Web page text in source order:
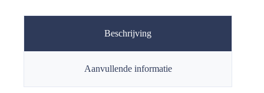
Beschrijving
Aanvullende informatie